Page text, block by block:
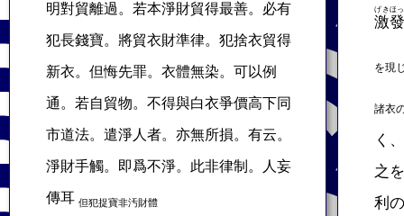
明對貿離過。若本淨財貿得最善。必有
犯長錢寶。將貿衣財準律。犯捨衣貿得
新衣。但悔先罪。衣體無染。可以例
通。若自貿物。不得與白衣爭價高下同
市道法。遣淨人者。亦無所損。有云。
淨財手觸。即爲不淨。此非律制。人妄
傳耳 但犯捉寶非汚財體
激
げきほ
を現
諸衣
く、
之
利